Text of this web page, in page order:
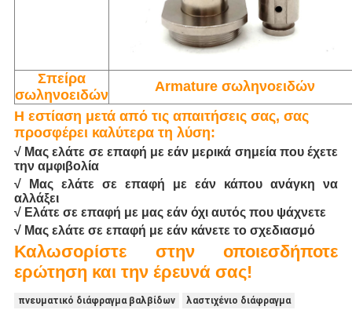
Σπείρα
σωληνοειδών
Armature σωληνοειδών
Η εστίαση μετά από τις απαιτήσεις σας, σας
προσφέρει καλύτερα τη λύση:
√ Μας ελάτε σε επαφή με εάν μερικά σημεία που έχετε
την αμφιβολία
√ Μας ελάτε σε επαφή με εάν κάπου ανάγκη να
αλλάξει
√ Ελάτε σε επαφή με μας εάν όχι αυτός που ψάχνετε
√ Μας ελάτε σε επαφή με εάν κάνετε το σχεδιασμό
Καλωσορίστε στην οποιεσδήποτε
ερώτηση και την έρευνά σας!
πνευματικό διάφραγμα βαλβίδων
λαστιχένιο διάφραγμα